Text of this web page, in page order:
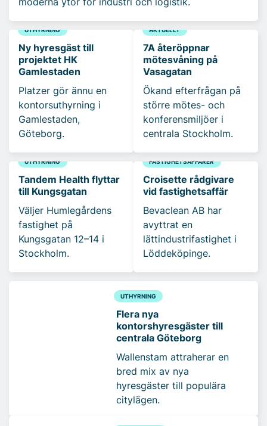
UTHYRNING
Ny hyresgäst till
projektet HK
Gamlestaden
Platzer gör ännu en
kontorsuthyrning i
Gamlestaden,
Göteborg.
AKTUELLT
7A återöppnar
mötesvåning på
Vasagatan
Ökand efterfrågan på
större mötes- och
konferensmiljöer i
centrala Stockholm.
UTHYRNING
Tandem Health flyttar
till Kungsgatan
Väljer Humlegårdens
fastighet på
Kungsgatan 12–14 i
Stockholm.
FASTIGHETSAFFÄRER
Croisette rådgivare
vid fastighetsaffär
Bevaclean AB har
avyttrat en
lättindustrifastighet i
Löddeköpinge.
UTHYRNING
Flera nya
kontorshyresgäster till
centrala Göteborg
Wallenstam attraherar en
bred mix av nya
hyresgäster till populära
citylägen.